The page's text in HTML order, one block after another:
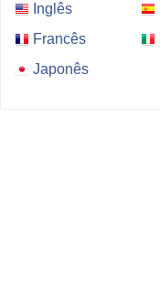
Inglês
Francês
Japonês